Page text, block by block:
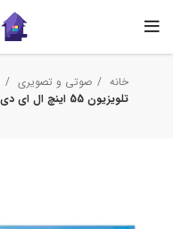
خانه صوتی و تصویری
تلویزیون 55 اینچ ال ای دی هوشمند دوو مدل DSL-55MS3100U